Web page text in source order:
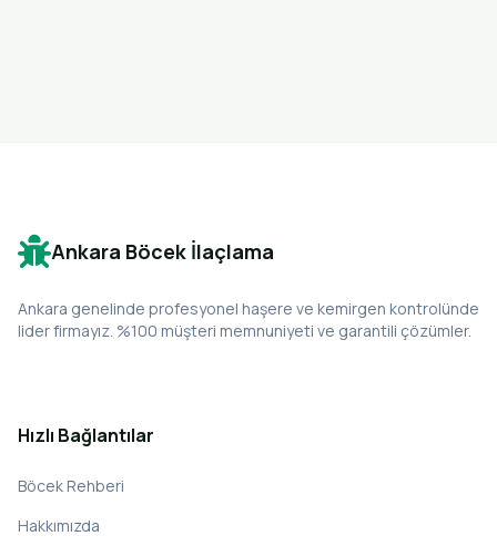
Ankara Böcek İlaçlama
Ankara genelinde profesyonel haşere ve kemirgen kontrolünde
lider firmayız. %100 müşteri memnuniyeti ve garantili çözümler.
Hızlı Bağlantılar
Böcek Rehberi
Hakkımızda